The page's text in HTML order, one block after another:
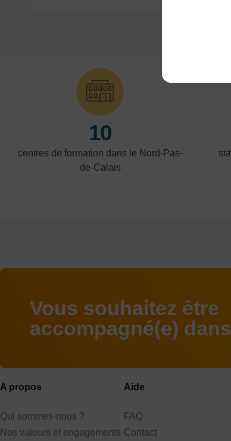
10
centres de formation dans le Nord-Pas-
de-Calais
Vous souhaitez être
accompagné(e)
A propos
Qui sommes-nous ?
Nos valeurs et engagements
Aide
FAQ
Contact